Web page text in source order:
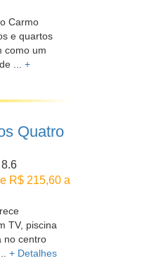
Carmo
e quartos
como um
... +
Quatro
R$ 215,60 a
TV, piscina
no centro
+ Detalhes